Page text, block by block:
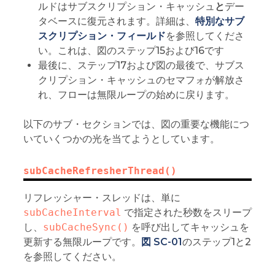
ルドはサブスクリプション・キャッシュ とデー
タベースに復元されます。詳細は、 特別なサブ
スクリプション・フィールドを参照してくださ
い。これは、図のステップ15および16です
最後に、ステップ17および図の最後で、サブス
クリプション・キャッシュのセマフォが解放さ
れ、フローは無限ループの始めに戻ります。
以下のサブ・セクションでは、図の重要な機能につ
いていくつかの光を当てようとしています。
subCacheRefresherThread()
リフレッシャー・スレッドは、単に
subCacheInterval で指定された秒数をスリープ
し、 subCacheSync() を呼び出してキャッシュを
更新する無限ループです。
図 SC-01のステップ1と2
を参照してください。